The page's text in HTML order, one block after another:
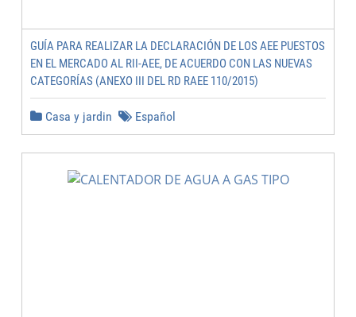
GUÍA PARA REALIZAR LA DECLARACIÓN DE LOS AEE PUESTOS
EN EL MERCADO AL RII-AEE, DE ACUERDO CON LAS NUEVAS
CATEGORÍAS (ANEXO III DEL RD RAEE 110/2015)
Casa y jardin Español